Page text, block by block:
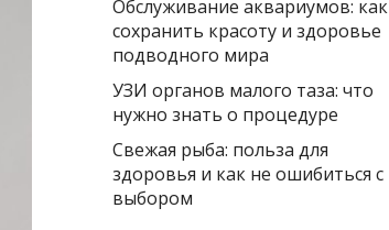
Обслуживание аквариумов: как
сохранить красоту и здоровье
подводного мира
УЗИ органов малого таза: что
нужно знать о процедуре
Свежая рыба: польза для
здоровья и как не ошибиться с
выбором